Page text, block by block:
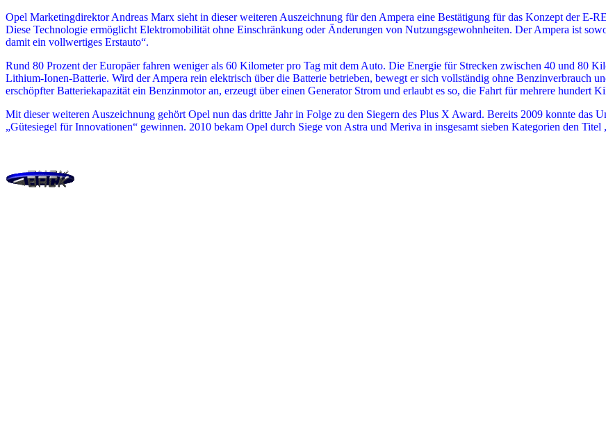
Opel Marketingdirektor Andreas Marx sieht in dieser weiteren Auszeichnung für den Ampera eine Bestätigung für das Konzept der E-
Diese Technologie ermöglicht Elektromobilität ohne Einschränkung oder Änderungen von Nutzungsgewohnheiten. Der Ampera ist
damit ein vollwertiges Erstauto“.
Rund 80 Prozent der Europäer fahren weniger als 60 Kilometer pro Tag mit dem Auto. Die Energie für Strecken zwischen 40 und 80
Lithium-Ionen-Batterie. Wird der Ampera rein elektrisch über die Batterie betrieben, bewegt er sich vollständig ohne Benzinverbrauch
erschöpfter Batteriekapazität ein Benzinmotor an, erzeugt über einen Generator Strom und erlaubt es so, die Fahrt für mehrere hundert
Mit dieser weiteren Auszeichnung gehört Opel nun das dritte Jahr in Folge zu den Siegern des Plus X Award. Bereits 2009 konnte das
„Gütesiegel für Innovationen“ gewinnen. 2010 bekam Opel durch Siege von Astra und Meriva in insgesamt sieben Kategorien den